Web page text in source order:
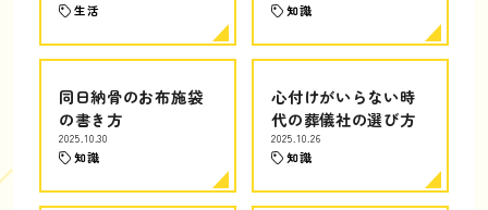
生活 知識
同日納骨のお布施袋
の書き方
2025.10.30
知識
心付けがいらない時
代の葬儀社の選び方
2025.10.26
知識